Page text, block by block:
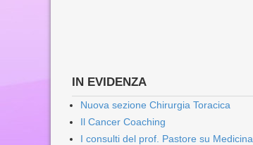
IN EVIDENZA
Nuova sezione Chirurgia Toracica
Il Cancer Coaching
I consulti del prof. Pastore su Medicina